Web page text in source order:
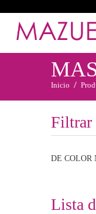
Inicio
Filtrar
DE COLOR
Lista